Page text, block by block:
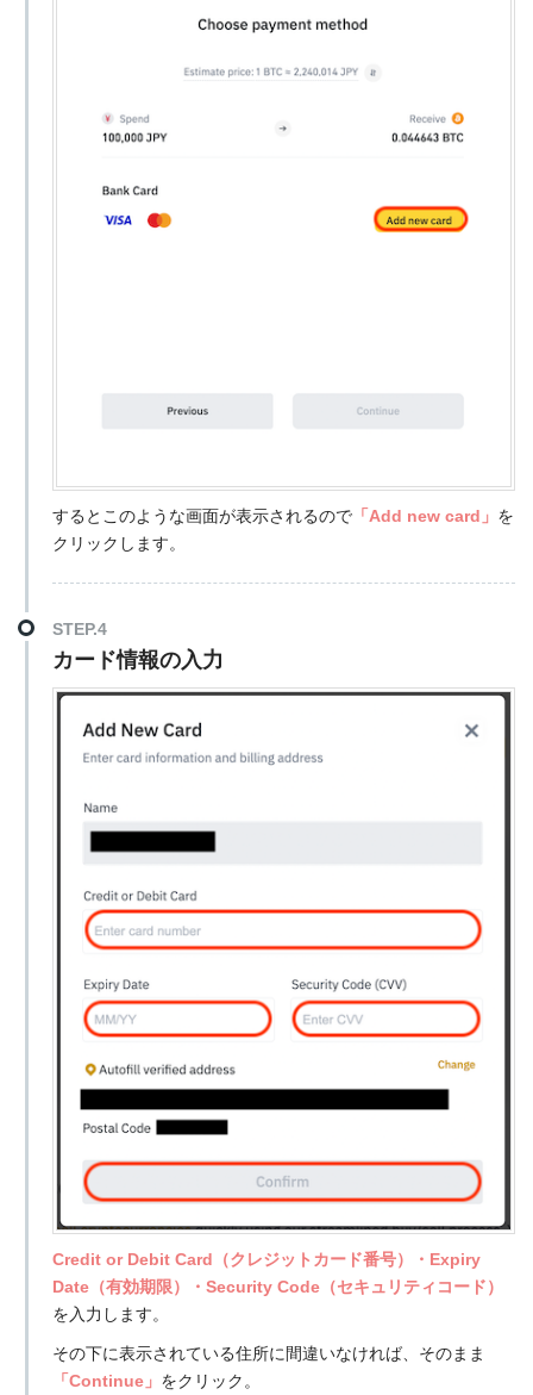
するとこのような画面が表示されるので「Add new card」 を
クリックします。
STEP.4
カード情報の入力
Credit or Debit Card（クレジットカード番号）・Expiry
Date（有効期限）・Security Code（セキュリティコード）
を入力します。
その下に表示されている住所に間違いなければ、そのまま
「Continue」 をクリック。